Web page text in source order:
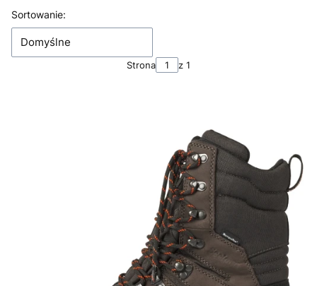
Lista produktów
Sortowanie:
Domyślne
Strona z 1